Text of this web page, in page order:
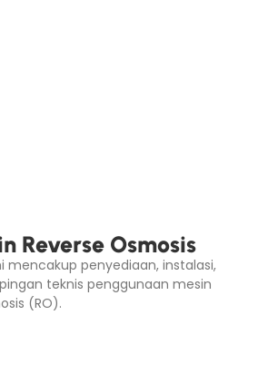
Reverse Osmosis
mencakup penyediaan, instalasi,
teknis penggunaan mesin
(RO).